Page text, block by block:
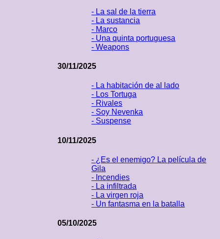
- La sal de la tierra
- La sustancia
- Marco
- Una quinta portuguesa
- Weapons
30/11/2025
- La habitación de al lado
- Los Tortuga
- Rivales
- Soy Nevenka
- Suspense
10/11/2025
- ¿Es el enemigo? La película de
Gila
- Incendies
- La infiltrada
- La virgen roja
- Un fantasma en la batalla
05/10/2025